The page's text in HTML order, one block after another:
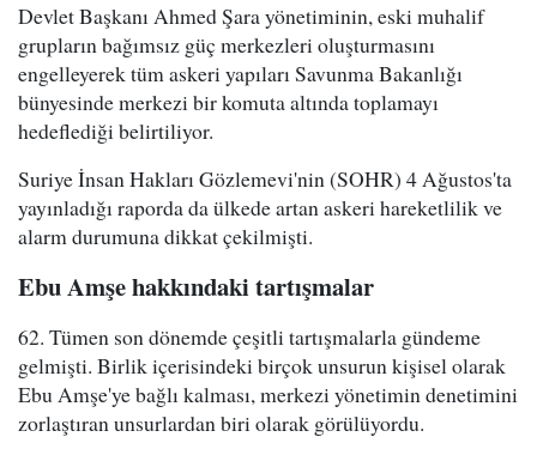
Devlet Başkanı Ahmed Şara yönetiminin, eski muhalif
grupların bağımsız güç merkezleri oluşturmasını
engelleyerek tüm askeri yapıları Savunma Bakanlığı
bünyesinde merkezi bir komuta altında toplamayı
hedeflediği belirtiliyor.
Suriye İnsan Hakları Gözlemevi'nin (SOHR) 4 Ağustos'ta
yayınladığı raporda da ülkede artan askeri hareketlilik ve
alarm durumuna dikkat çekilmişti.
Ebu Amşe hakkındaki tartışmalar
62. Tümen son dönemde çeşitli tartışmalarla gündeme
gelmişti. Birlik içerisindeki birçok unsurun kişisel olarak
Ebu Amşe'ye bağlı kalması, merkezi yönetimin denetimini
zorlaştıran unsurlardan biri olarak görülüyordu.